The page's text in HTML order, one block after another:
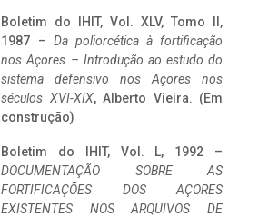
Boletim do IHIT, Vol. XLV, Tomo II,
1987 – Da poliorcética à fortificação
nos Açores – Introdução ao estudo do
sistema defensivo nos Açores nos
séculos XVI-XIX, Alberto Vieira. (Em
construção)
Boletim do IHIT, Vol. L, 1992 –
DOCUMENTAÇÃO SOBRE AS
FORTIFICAÇÕES DOS AÇORES
EXISTENTES NOS ARQUIVOS DE